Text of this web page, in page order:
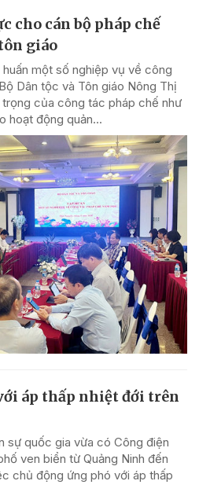
cho cán bộ pháp chế
giáo
một số nghiệp vụ về công
Dân tộc và Tôn giáo Nông Thị
trọng của công tác pháp chế như
hoạt động quản...
áp thấp nhiệt đới trên
sự quốc gia vừa có Công điện
ven biển từ Quảng Ninh đến
chủ động ứng phó với áp thấp